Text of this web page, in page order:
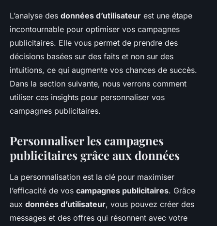
L’analyse des données d’utilisateur est une étape
incontournable pour optimiser vos campagnes
publicitaires. Elle vous permet de prendre des
décisions basées sur des faits et non sur des
intuitions, ce qui augmente vos chances de succès.
Dans la section suivante, nous verrons comment
utiliser ces insights pour personnaliser vos
campagnes publicitaires.
Personnaliser les campagnes
publicitaires grâce aux données
La personnalisation est la clé pour maximiser
l’efficacité de vos campagnes publicitaires. Grâce
aux données d’utilisateur, vous pouvez créer des
messages et des offres qui résonnent avec votre